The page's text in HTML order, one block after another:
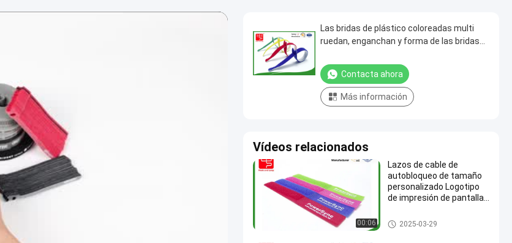
Las bridas de plástico coloreadas multi
ruedan, enganchan y forma de las bridas
Contacta ahora
Más información
Vídeos relacionados
00:06
Lazos de cable de
autobloqueo de tamaño
personalizado Logotipo
de impresión de pantalla
Gancho y atadura de cables d
el lazo
2025-03-29